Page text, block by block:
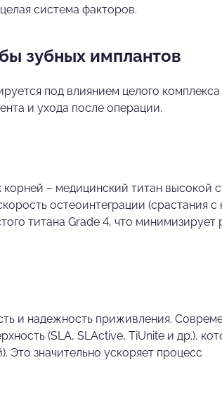
система факторов.
зубных имплантов
под влиянием целого
и ухода после операции.
– медицинский титан высокой
остеоинтеграции (срастания с
титана Grade 4, что минимизирует
и надежность приживления.
(SLA, SLActive, TiUnite и др.),
Это значительно ускоряет процесс